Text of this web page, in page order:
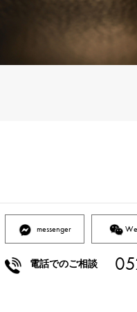
messenger
電話でのご相談